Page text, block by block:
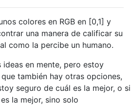
colores en RGB en [0,1] y
una manera de calificar su
como la percibe un humano.
ideas en mente, pero estoy
también hay otras opciones,
seguro de cuál es la mejor, o si
la mejor, sino solo